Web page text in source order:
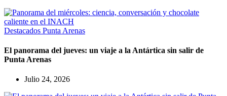
Destacados Punta Arenas
El panorama del jueves: un viaje a la Antártica sin salir de
Punta Arenas
Julio 24, 2026